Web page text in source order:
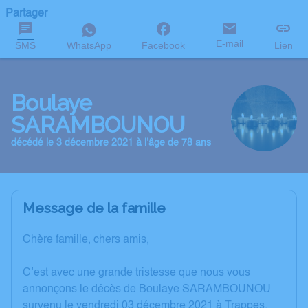
Partager
SMS WhatsApp Facebook E-mail Lien
Boulaye
SARAMBOUNOU
décédé le 3 décembre 2021 à l'âge de 78 ans
Message de la famille
Chère famille, chers amis,
C’est avec une grande tristesse que nous vous
annonçons le décès de Boulaye SARAMBOUNOU